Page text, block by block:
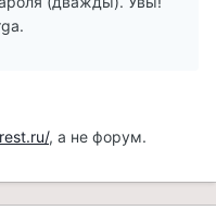
, а не форум.